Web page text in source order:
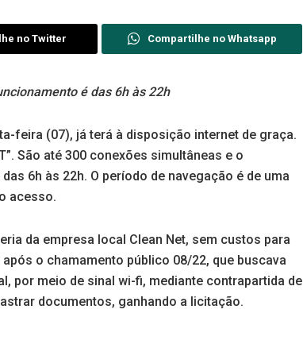
no Twitter Compartilhe no Whatsapp
é das 6h às 22h
feira (07), já terá à disposição internet de graça.
São até 300 conexões simultâneas e o
6h às 22h. O período de navegação é de uma
acesso.
da empresa local Clean Net, sem custos para
o chamamento público 08/22, que buscava
por meio de sinal wi-fi, mediante contrapartida de
documentos, ganhando a licitação.